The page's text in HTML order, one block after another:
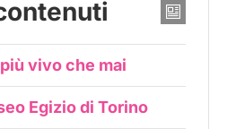
vivo che mai
Egizio di Torino